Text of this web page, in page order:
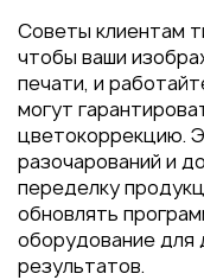
Советы клиентам
чтобы ваши
печати, и
могут
цветокоррекцию.
разочарований и
переделку
обновлять
оборудование для
результатов.